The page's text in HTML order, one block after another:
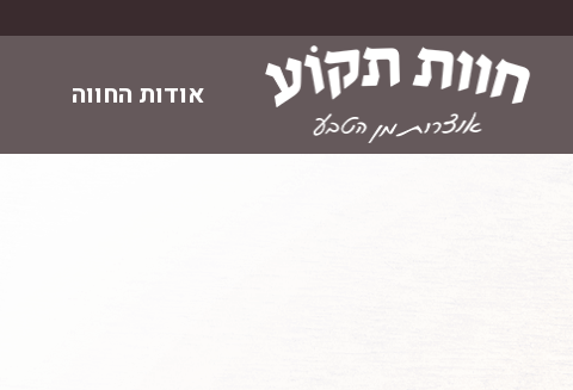
content
אודות החווה